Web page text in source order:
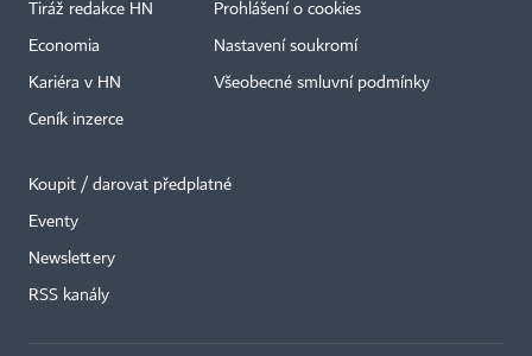
Tiráž redakce HN
Economia
Kariéra v HN
Ceník inzerce
Prohlášení o cookies
Nastavení soukromí
Všeobecné smluvní podmínky
Koupit / darovat předplatné
Eventy
Newslettery
RSS kanály